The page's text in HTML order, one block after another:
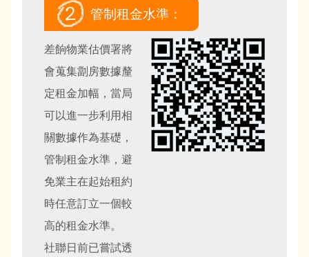
管制租金水準：
差餉物業估價署將
會蒐集劏房數據釐
定租金加幅，當局
可以進一步利用相
關數據作為基礎，
管制租金水準，避
免業主在起始租約
時任意訂立一個較
高的租金水準。
社聯日前已嘗試透